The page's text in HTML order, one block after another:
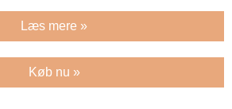
Læs mere »
Køb nu »